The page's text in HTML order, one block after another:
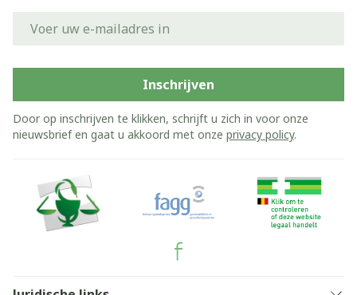
Inschrijven
Door op inschrijven te klikken, schrijft u zich in voor onze
nieuwsbrief en gaat u akkoord met onze privacy policy.